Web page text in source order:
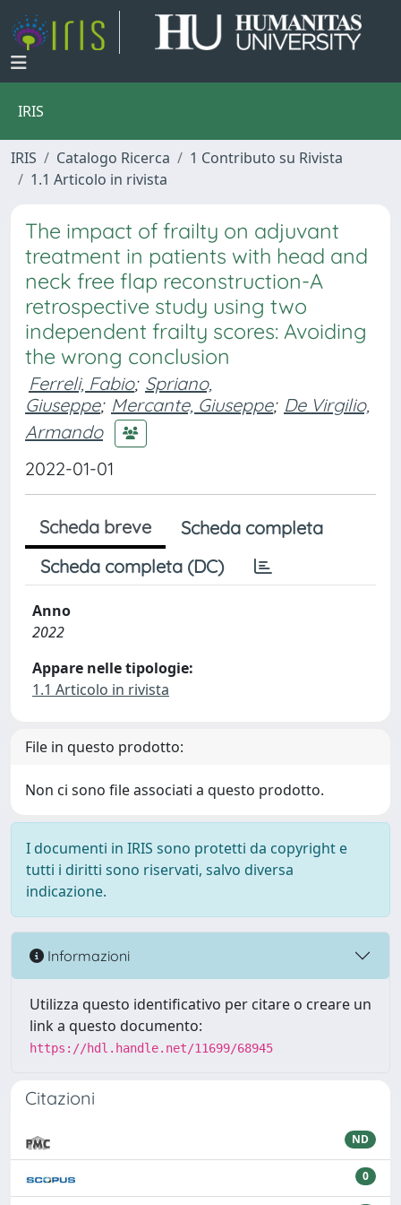
IRIS
IRIS Catalogo Ricerca
1 Contributo su Rivista
1.1 Articolo in rivista
The impact of frailty on adjuvant
treatment in patients with head and
neck free flap reconstruction-A
retrospective study using two
independent frailty scores: Avoiding
the wrong conclusion
Ferreli, Fabio; Spriano,
Giuseppe; Mercante, Giuseppe; De Virgilio,
Armando
2022-01-01
Scheda breve
Scheda completa
Scheda completa (DC)
Anno
2022
Appare nelle tipologie:
1.1 Articolo in rivista
File in questo prodotto:
Non ci sono file associati a questo prodotto.
I documenti in IRIS sono protetti da copyright e
tutti i diritti sono riservati, salvo diversa
indicazione.
Informazioni
Utilizza questo identificativo per citare o creare un
link a questo documento:
https://hdl.handle.net/11699/68945
Citazioni
ND
0